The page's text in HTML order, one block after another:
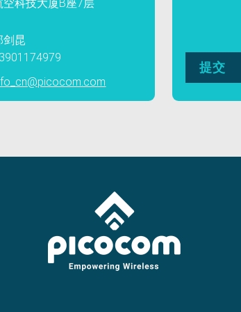
空科技大厦B座7层
剑昆